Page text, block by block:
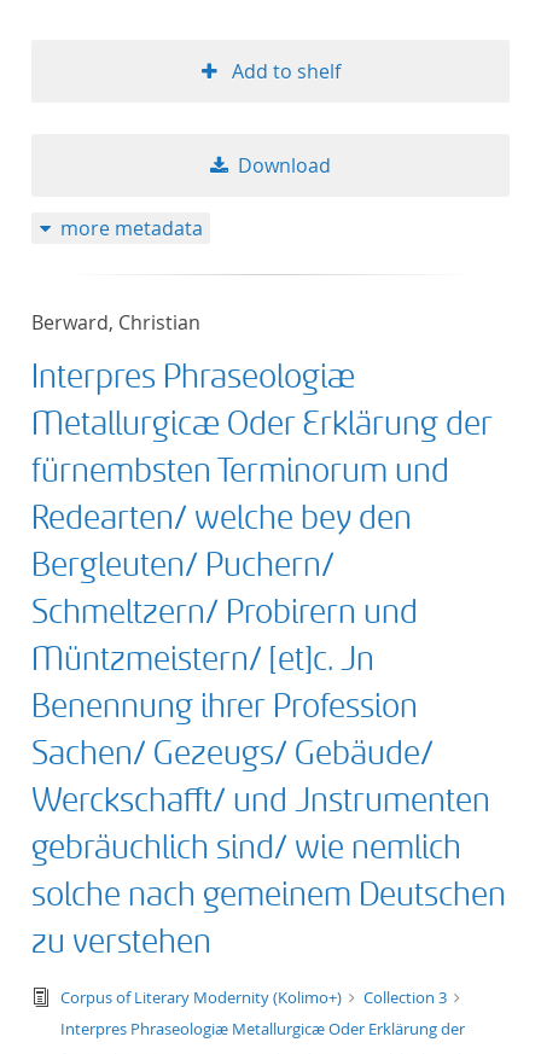
Add to shelf
Download
more metadata
Berward, Christian
Interpres Phraseologiæ
Metallurgicæ Oder Erklärung der
fürnembsten Terminorum und
Redearten/ welche bey den
Bergleuten/ Puchern/
Schmeltzern/ Probirern und
Müntzmeistern/ [et]c. Jn
Benennung ihrer Profession
Sachen/ Gezeugs/ Gebäude/
Werckschafft/ und Jnstrumenten
gebräuchlich sind/ wie nemlich
solche nach gemeinem Deutschen
zu verstehen
text/tg.edition+tg.aggregation+xml
Corpus of Literary Modernity (Kolimo+)
Collection 3
Interpres Phraseologiæ Metallurgicæ Oder Erklärung der